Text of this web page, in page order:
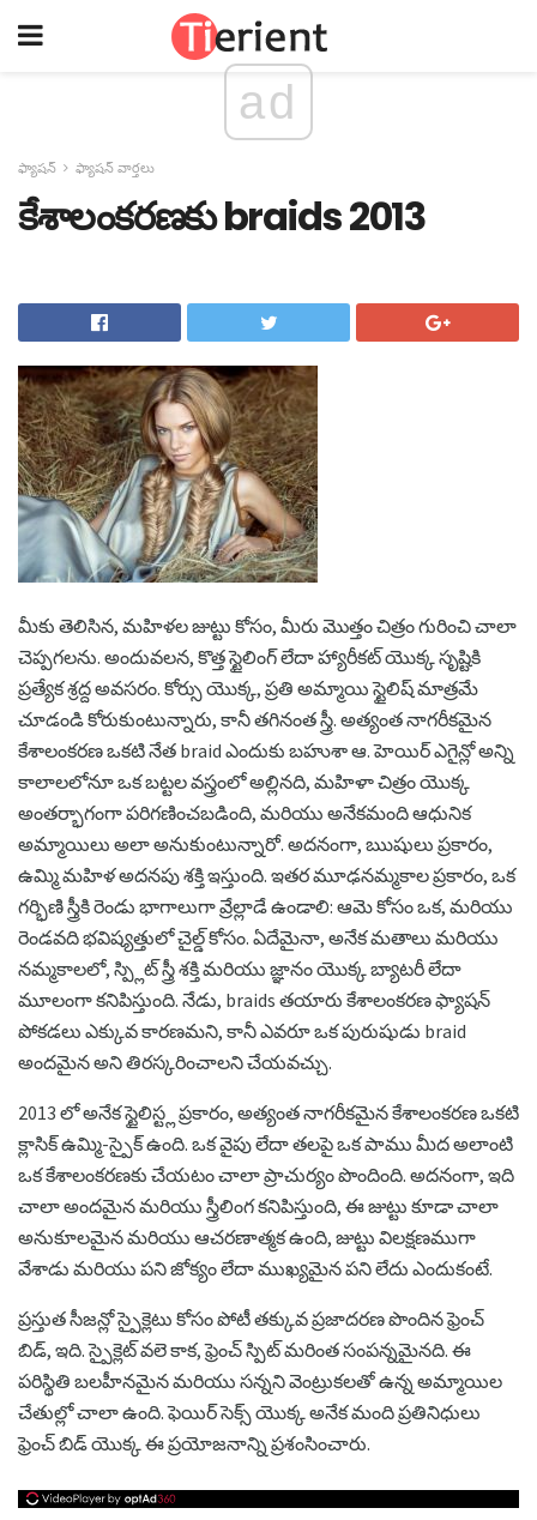
ad
ఫ్యాషన్ ఫ్యాషన్ వార్తలు
కేశాలంకరణకు braids 2013
మీకు తెలిసిన, మహిళల జుట్టు కోసం, మీరు మొత్తం చిత్రం గురించి చాలా
చెప్పగలను. అందువలన, కొత్త స్టైలింగ్ లేదా హ్యారీకట్ యొక్క సృష్టికి
ప్రత్యేక శ్రద్ద అవసరం. కోర్సు యొక్క, ప్రతి అమ్మాయి స్టైలిష్ మాత్రమే
చూడండి కోరుకుంటున్నారు, కానీ తగినంత స్త్రీ. అత్యంత నాగరీకమైన
కేశాలంకరణ ఒకటి నేత braid ఎందుకు బహుశా ఆ. హెయిర్ ఎగైన్లో అన్ని
కాలాలలోనూ ఒక బట్టల వస్త్రంలో అల్లినది, మహిళా చిత్రం యొక్క
అంతర్భాగంగా పరిగణించబడింది, మరియు అనేకమంది ఆధునిక
అమ్మాయిలు అలా అనుకుంటున్నారో. అదనంగా, ఋషులు ప్రకారం,
ఉమ్మి మహిళ అదనపు శక్తి ఇస్తుంది. ఇతర మూఢనమ్మకాల ప్రకారం, ఒక
గర్భిణి స్త్రీకి రెండు భాగాలుగా వ్రేల్లాడే ఉండాలి: ఆమె కోసం ఒక, మరియు
రెండవది భవిష్యత్తులో చైల్డ్ కోసం. ఏదేమైనా, అనేక మతాలు మరియు
నమ్మకాలలో, స్ప్లిట్ స్త్రీ శక్తి మరియు జ్ఞానం యొక్క బ్యాటరీ లేదా
మూలంగా కనిపిస్తుంది. నేడు, braids తయారు కేశాలంకరణ ఫ్యాషన్
పోకడలు ఎక్కువ కారణమని, కానీ ఎవరూ ఒక పురుషుడు braid
అందమైన అని తిరస్కరించాలని చేయవచ్చు.
2013 లో అనేక స్టైలిస్ట్ల ప్రకారం, అత్యంత నాగరీకమైన కేశాలంకరణ ఒకటి
క్లాసిక్ ఉమ్మి-స్పైక్ ఉంది. ఒక వైపు లేదా తలపై ఒక పాము మీద అలాంటి
ఒక కేశాలంకరణకు చేయటం చాలా ప్రాచుర్యం పొందింది. అదనంగా, ఇది
చాలా అందమైన మరియు స్త్రీలింగ కనిపిస్తుంది, ఈ జుట్టు కూడా చాలా
అనుకూలమైన మరియు ఆచరణాత్మక ఉంది, జుట్టు విలక్షణముగా
వేశాడు మరియు పని జోక్యం లేదా ముఖ్యమైన పని లేదు ఎందుకంటే.
ప్రస్తుత సీజన్లో స్పైక్లెటు కోసం పోటీ తక్కువ ప్రజాదరణ పొందిన ఫ్రెంచ్
బిడ్, ఇది. స్పైక్లెట్ వలె కాక, ఫ్రెంచ్ స్పిట్ మరింత సంపన్నమైనది. ఈ
పరిస్థితి బలహీనమైన మరియు సన్నని వెంట్రుకలతో ఉన్న అమ్మాయిల
చేతుల్లో చాలా ఉంది. ఫెయిర్ సెక్స్ యొక్క అనేక మంది ప్రతినిధులు
ఫ్రెంచ్ బిడ్ యొక్క ఈ ప్రయోజనాన్ని ప్రశంసించారు.